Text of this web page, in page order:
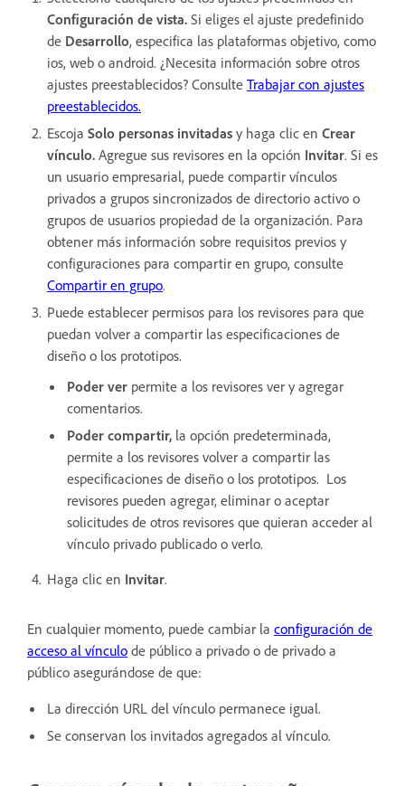
Configuración de vista. Si eliges el ajuste predefinido
de Desarrollo, especifica las plataformas objetivo, como
ios, web o android. ¿Necesita información sobre otros
ajustes preestablecidos? Consulte Trabajar con ajustes
preestablecidos.
Escoja Solo personas invitadas y haga clic en Crear
vínculo. Agregue sus revisores en la opción Invitar. Si es
un usuario empresarial, puede compartir vínculos
privados a grupos sincronizados de directorio activo o
grupos de usuarios propiedad de la organización. Para
obtener más información sobre requisitos previos y
configuraciones para compartir en grupo, consulte
Compartir en grupo.
Puede establecer permisos para los revisores para que
puedan volver a compartir las especificaciones de
diseño o los prototipos.
Poder ver permite a los revisores ver y agregar
comentarios.
Poder compartir, la opción predeterminada,
permite a los revisores volver a compartir las
especificaciones de diseño o los prototipos. Los
revisores pueden agregar, eliminar o aceptar
solicitudes de otros revisores que quieran acceder al
vínculo privado publicado o verlo.
Haga clic en Invitar.
En cualquier momento, puede cambiar la configuración de
acceso al vínculo de público a privado o de privado a
público asegurándose de que:
La dirección URL del vínculo permanece igual.
Se conservan los invitados agregados al vínculo.